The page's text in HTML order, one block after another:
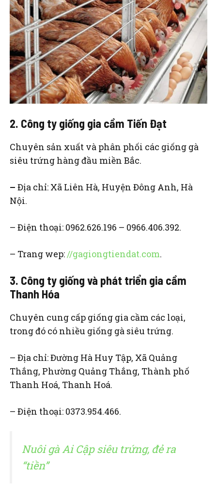
2. Công ty giống gia cầm Tiến Đạt
Chuyên sản xuất và phân phối các giống gà
siêu trứng hàng đầu miền Bắc.
– Địa chỉ: Xã Liên Hà, Huyện Đông Anh, Hà
Nội.
– Điện thoại: 0962.626.196 – 0966.406.392.
– Trang wep: //gagiongtiendat.com.
3. Công ty giống và phát triển gia cầm
Thanh Hóa
Chuyên cung cấp giống gia cầm các loại,
trong đó có nhiều giống gà siêu trứng.
– Địa chỉ: Đường Hà Huy Tập, Xã Quảng
Thắng, Phường Quảng Thắng, Thành phố
Thanh Hoá, Thanh Hoá.
– Điện thoại: 0373.954.466.
Nuôi gà Ai Cập siêu trứng, đẻ ra
“tiền”